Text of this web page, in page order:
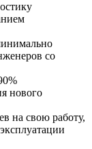
со
нового
на свою работу,